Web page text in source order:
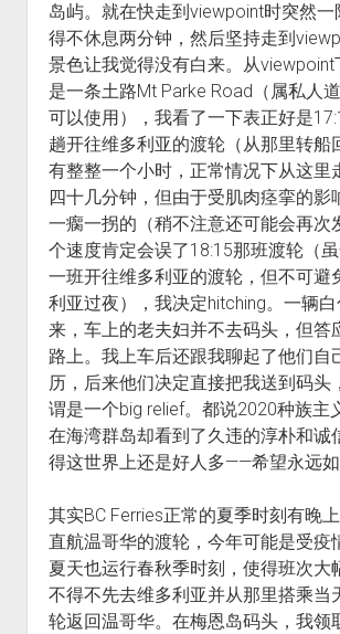
岛屿。就在快走到viewpoint时突然一
得不休息两分钟，然后坚持走到
景色让我觉得没有白来。从viewpoint
是一条土路Mt Parke Road（属私人
可以使用），我看了一下表正好是
趟开往维多利亚的渡轮（从那里转船
有整整一个小时，正常情况下从这里
四十几分钟，但由于受肌肉痉挛的影
一瘸一拐的（稍不注意还可能会再次
个速度肯定会误了18:15那班渡轮（
一班开往维多利亚的渡轮，但不可避
利亚过夜），我决定hitching。一辆
来，车上的老夫妇并不去码头，但答
路上。我上车后还跟我聊起了他们自
历，后来他们决定直接把我送到码头
谓是一个big relief。都说2020种族主
在海湾群岛却看到了久违的淳朴和诚
得这世界上还是好人多——希望永远如
其实BC Ferries正常的夏季时刻有晚
直航温哥华的渡轮，今年可能是受疫
夏天也运行春秋季时刻，使得班次大
不得不先去维多利亚并从那里搭乘当
轮返回温哥华。在梅恩岛码头，我领